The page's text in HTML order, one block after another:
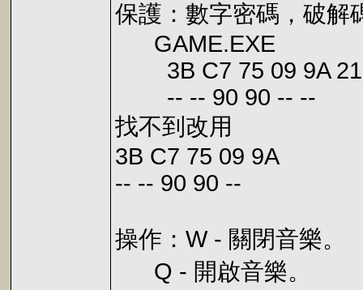
保護：數字密碼，破解
GAME.EXE
3B C7 75 09 9A 21
-- -- 90 90 -- --
找不到改用
3B C7 75 09 9A
-- -- 90 90 --
操作：W - 關閉音樂。
Q - 開啟音樂。